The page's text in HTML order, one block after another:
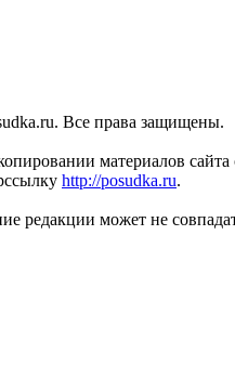
Все права защищены.
материалов сайта
http://posudka.ru.
редакции может не